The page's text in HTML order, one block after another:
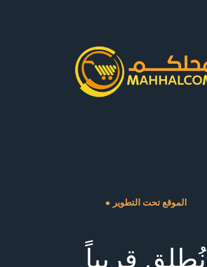
● الموقع تحت التطوير
نُطلق قريباً